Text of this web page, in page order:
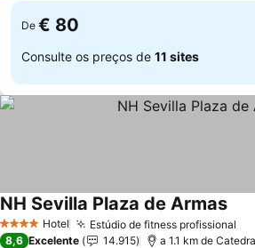
De € 80
Consulte os preços de 11 sites
4 EstrelasHotel Estúdio de fitness profissional
NH Sevilla Plaza de ArmasVer
8,6 Excelente 14.915 a 1.1 km de